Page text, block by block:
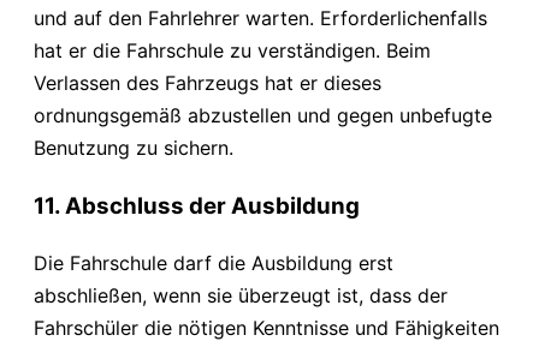
und auf den Fahrlehrer warten. Erforderlichenfalls
hat er die Fahrschule zu verständigen. Beim
Verlassen des Fahrzeugs hat er dieses
ordnungsgemäß abzustellen und gegen unbefugte
Benutzung zu sichern.
11. Abschluss der Ausbildung
Die Fahrschule darf die Ausbildung erst
abschließen, wenn sie überzeugt ist, dass der
Fahrschüler die nötigen Kenntnisse und Fähigkeiten